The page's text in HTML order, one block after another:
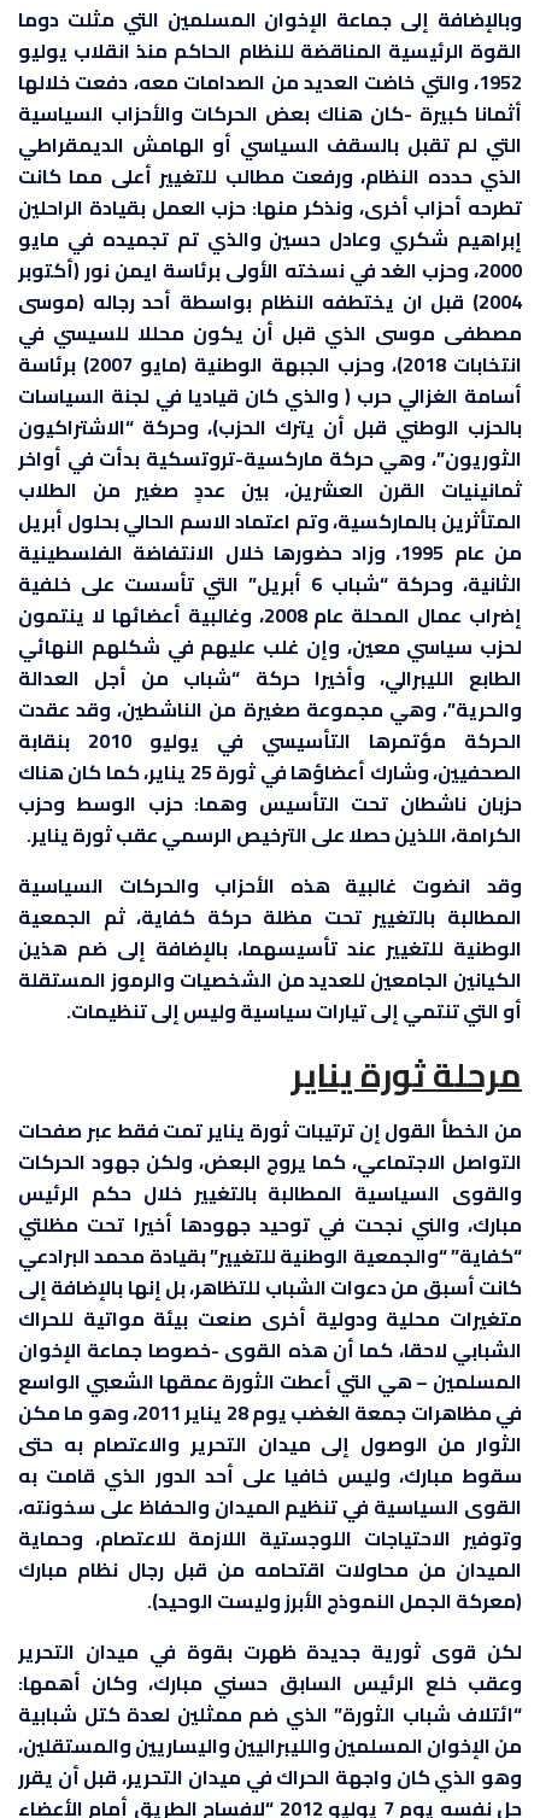
وبالإضافة إلى جماعة الإخوان المسلمين التي مثلت دوما
القوة الرئيسية المناقضة للنظام الحاكم منذ انقلاب يوليو
1952، والتي خاضت العديد من الصدامات معه، دفعت خلالها
أثمانا كبيرة -كان هناك بعض الحركات والأحزاب السياسية
التي لم تقبل بالسقف السياسي أو الهامش الديمقراطي
الذي حدده النظام، ورفعت مطالب للتغيير أعلى مما كانت
تطرحه أحزاب أخرى، ونذكر منها: حزب العمل بقيادة الراحلين
إبراهيم شكري وعادل حسين والذي تم تجميده في مايو
2000، وحزب الغد في نسخته الأولى برئاسة ايمن نور (أكتوبر
2004) قبل ان يختطفه النظام بواسطة أحد رجاله (موسى
مصطفى موسى الذي قبل أن يكون محللا للسيسي في
انتخابات 2018)، وحزب الجبهة الوطنية (مايو 2007) برئاسة
أسامة الغزالي حرب ( والذي كان قياديا في لجنة السياسات
بالحزب الوطني قبل أن يترك الحزب)، وحركة “الاشتراكيون
الثوريون”، وهي حركة ماركسية-تروتسكية بدأت في أواخر
ثمانينيات القرن العشرين، بين عددٍ صغير من الطلاب
المتأثرين بالماركسية، وتم اعتماد الاسم الحالي بحلول أبريل
من عام 1995، وزاد حضورها خلال الانتفاضة الفلسطينية
الثانية، وحركة “شباب 6 أبريل” التي تأسست على خلفية
إضراب عمال المحلة عام 2008، وغالبية أعضائها لا ينتمون
لحزب سياسي معين، وإن غلب عليهم في شكلهم النهائي
الطابع الليبرالي، وأخيرا حركة “شباب من أجل العدالة
والحرية”، وهي مجموعة صغيرة من الناشطين، وقد عقدت
الحركة مؤتمرها التأسيسي في يوليو 2010 بنقابة
الصحفيين، وشارك أعضاؤها في ثورة 25 يناير، كما كان هناك
حزبان ناشطان تحت التأسيس وهما: حزب الوسط وحزب
الكرامة، اللذين حصلا على الترخيص الرسمي عقب ثورة يناير.
وقد انضوت غالبية هذه الأحزاب والحركات السياسية
المطالبة بالتغيير تحت مظلة حركة كفاية، ثم الجمعية
الوطنية للتغيير عند تأسيسهما، بالإضافة إلى ضم هذين
الكيانين الجامعين للعديد من الشخصيات والرموز المستقلة
أو التي تنتمي إلى تيارات سياسية وليس إلى تنظيمات.
مرحلة ثورة يناير
من الخطأ القول إن ترتيبات ثورة يناير تمت فقط عبر صفحات
التواصل الاجتماعي، كما يروج البعض، ولكن جهود الحركات
والقوى السياسية المطالبة بالتغيير خلال حكم الرئيس
مبارك، والني نجحت في توحيد جهودها أخيرا تحت مظلتي
“كفاية” “والجمعية الوطنية للتغيير” بقيادة محمد البرادعي
كانت أسبق من دعوات الشباب للتظاهر، بل إنها بالإضافة إلى
متغيرات محلية ودولية أخرى صنعت بيئة مواتية للحراك
الشبابي لاحقا، كما أن هذه القوى -خصوصا جماعة الإخوان
المسلمين – هي التي أعطت الثورة عمقها الشعبي الواسع
في مظاهرات جمعة الغضب يوم 28 يناير 2011، وهو ما مكن
الثوار من الوصول إلى ميدان التحرير والاعتصام به حتى
سقوط مبارك، وليس خافيا على أحد الدور الذي قامت به
القوى السياسية في تنظيم الميدان والحفاظ على سخونته،
وتوفير الاحتياجات اللوجستية اللازمة للاعتصام، وحماية
الميدان من محاولات اقتحامه من قبل رجال نظام مبارك
(معركة الجمل النموذج الأبرز وليست الوحيد).
لكن قوى ثورية جديدة ظهرت بقوة في ميدان التحرير
وعقب خلع الرئيس السابق حسني مبارك، وكان أهمها:
“ائتلاف شباب الثورة” الذي ضم ممثلين لعدة كتل شبابية
من الإخوان المسلمين والليبراليين واليساريين والمستقلين،
وهو الذي كان واجهة الحراك في ميدان التحرير، قبل أن يقرر
حل نفسه يوم 7 يوليو 2012 “لإفساح الطريق أمام الأعضاء